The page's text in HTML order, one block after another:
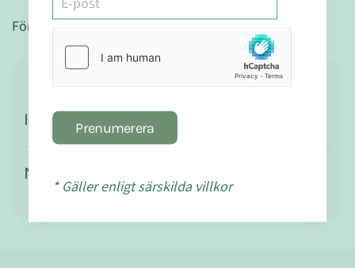
Förvaras torrt och utom räckhåll för barn.
Ingredienser
Näringsvärde
Prenumerera
* Gäller enligt särskilda villkor